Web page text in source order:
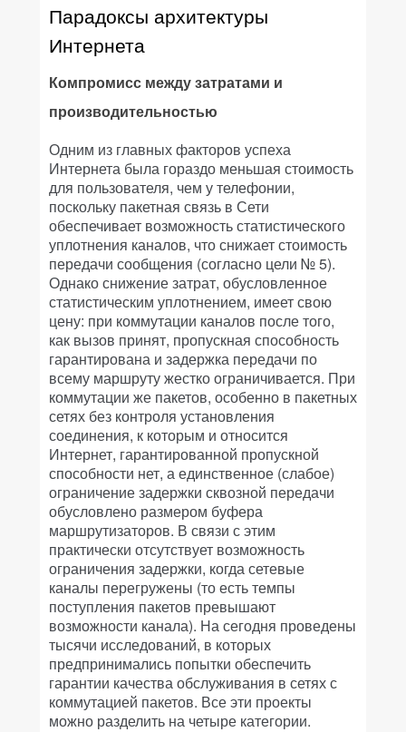
Парадоксы архитектуры
Интернета
Компромисс между затратами и
производительностью
Одним из главных факторов успеха
Интернета была гораздо меньшая стоимость
для пользователя, чем у телефонии,
поскольку пакетная связь в Сети
обеспечивает возможность статистического
уплотнения каналов, что снижает стоимость
передачи сообщения (согласно цели № 5).
Однако снижение затрат, обусловленное
статистическим уплотнением, имеет свою
цену: при коммутации каналов после того,
как вызов принят, пропускная способность
гарантирована и задержка передачи по
всему маршруту жестко ограничивается. При
коммутации же пакетов, особенно в пакетных
сетях без контроля установления
соединения, к которым и относится
Интернет, гарантированной пропускной
способности нет, а единственное (слабое)
ограничение задержки сквозной передачи
обусловлено размером буфера
маршрутизаторов. В связи с этим
практически отсутствует возможность
ограничения задержки, когда сетевые
каналы перегружены (то есть темпы
поступления пакетов превышают
возможности канала). На сегодня проведены
тысячи исследований, в которых
предпринимались попытки обеспечить
гарантии качества обслуживания в сетях с
коммутацией пакетов. Все эти проекты
можно разделить на четыре категории.